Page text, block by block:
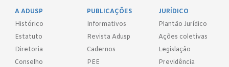
A ADUSP
Histórico
Estatuto
Diretoria
Conselho
PUBLICAÇÕES
Informativos
Revista Adusp
Cadernos
PEE
JURÍDICO
Plantão Jurídico
Ações coletivas
Legislação
Previdência